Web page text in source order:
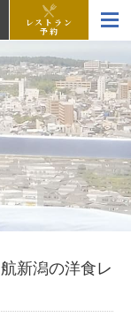
レストラン
予約
新潟の洋食レ